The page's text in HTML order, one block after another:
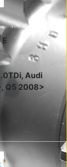
Audi
Q5 2008>